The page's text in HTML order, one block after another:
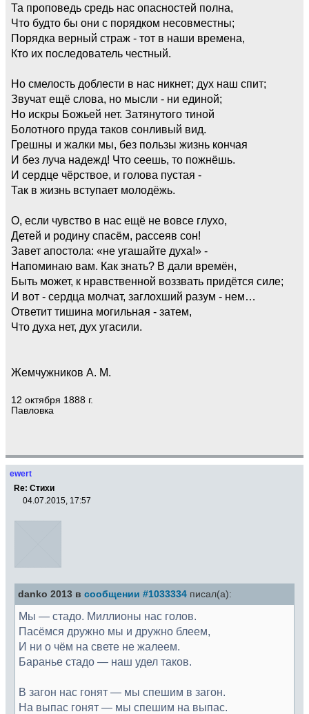
Та проповедь средь нас опасностей полна,
Что будто бы они с порядком несовместны;
Порядка верный страж - тот в наши времена,
Кто их последователь честный.
Но смелость доблести в нас никнет; дух наш спит;
Звучат ещё слова, но мысли - ни единой;
Но искры Божьей нет. Затянутого тиной
Болотного пруда таков сонливый вид.
Грешны и жалки мы, без пользы жизнь кончая
И без луча надежд! Что сеешь, то пожнёшь.
И сердце чёрствое, и голова пустая -
Так в жизнь вступает молодёжь.
О, если чувство в нас ещё не вовсе глухо,
Детей и родину спасём, рассеяв сон!
Завет апостола: «не угашайте духа!» -
Напоминаю вам. Как знать? В дали времён,
Быть может, к нравственной воззвать придётся силе;
И вот - сердца молчат, заглохший разум - нем…
Ответит тишина могильная - затем,
Что духа нет, дух угасили.
Жемчужников А. М.
12 октября 1888 г.
Павловка
ewert
Re: Стихи
04.07.2015, 17:57
danko 2013 в сообщении #1033334 писал(а):
Мы — стадо. Миллионы нас голов.
Пасёмся дружно мы и дружно блеем,
И ни о чём на свете не жалеем.
Баранье стадо — наш удел таков.
В загон нас гонят — мы спешим в загон.
На выпас гонят — мы спешим на выпас.